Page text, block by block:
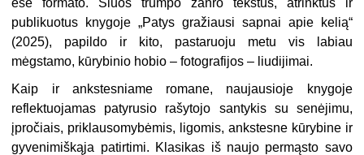
publikuotus knygoje „Patys gražiausi sapnai apie kelią“
(2025), papildo ir kito, pastaruoju metu vis labiau
mėgstamo, kūrybinio hobio – fotografijos – liudijimai.
Kaip ir ankstesniame romane, naujausioje knygoje
reflektuojamas patyrusio rašytojo santykis su senėjimu,
įpročiais, priklausomybėmis, ligomis, ankstesne kūrybine ir
gyvenimiškąja patirtimi. Klasikas iš naujo permąsto savo